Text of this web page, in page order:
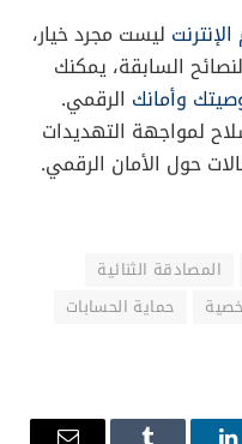
ليست مجرد خيار،
السابقة، يمكنك
وأمانك الرقمي.
لمواجهة التهديدات
حول الأمان الرقمي.
المصادقة الثنائية
حماية الحسابات